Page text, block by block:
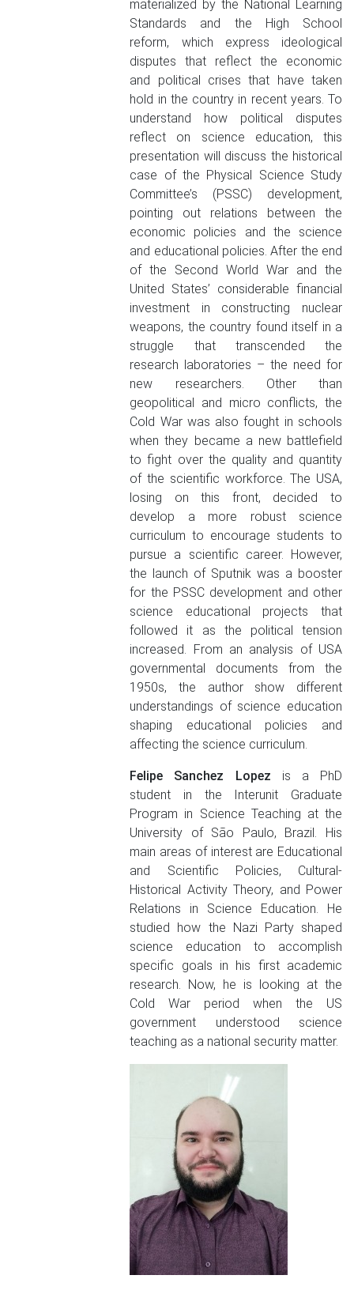
materialized by the National Learning
Standards and the High School
reform, which express ideological
disputes that reflect the economic
and political crises that have taken
hold in the country in recent years. To
understand how political disputes
reflect on science education, this
presentation will discuss the historical
case of the Physical Science Study
Committee’s (PSSC) development,
pointing out relations between the
economic policies and the science
and educational policies. After the end
of the Second World War and the
United States’ considerable financial
investment in constructing nuclear
weapons, the country found itself in a
struggle that transcended the
research laboratories – the need for
new researchers. Other than
geopolitical and micro conflicts, the
Cold War was also fought in schools
when they became a new battlefield
to fight over the quality and quantity
of the scientific workforce. The USA,
losing on this front, decided to
develop a more robust science
curriculum to encourage students to
pursue a scientific career. However,
the launch of Sputnik was a booster
for the PSSC development and other
science educational projects that
followed it as the political tension
increased. From an analysis of USA
governmental documents from the
1950s, the author show different
understandings of science education
shaping educational policies and
affecting the science curriculum.
Felipe Sanchez Lopez is a PhD
student in the Interunit Graduate
Program in Science Teaching at the
University of São Paulo, Brazil. His
main areas of interest are Educational
and Scientific Policies, Cultural-
Historical Activity Theory, and Power
Relations in Science Education. He
studied how the Nazi Party shaped
science education to accomplish
specific goals in his first academic
research. Now, he is looking at the
Cold War period when the US
government understood science
teaching as a national security matter.